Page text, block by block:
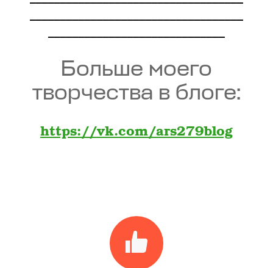
Больше моего
творчества в блоге:
https://vk.com/ars279blog